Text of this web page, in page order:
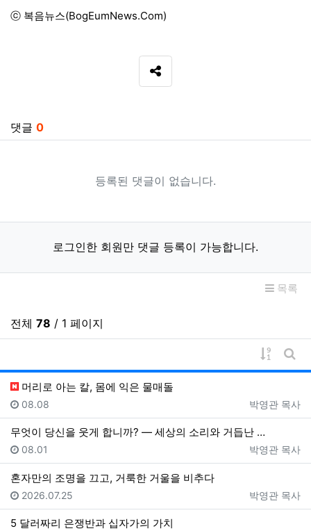
ⓒ 복음뉴스(BogEumNews.Com)
SNS 공유
댓글 0
등록된 댓글이 없습니다.
로그인한 회원만 댓글 등록이 가능합니다.
목록
전체 78 / 1 페이지
게시물
게
머리로 아는 칼, 몸에 익은 물매돌
등록자
박영관 목사
등록일
08.08
무엇이 당신을 웃게 합니까? — 세상의 소리와 거듭난 …
등록자
박영관 목사
등록일
08.01
혼자만의 조명을 끄고, 거룩한 거울을 비추다
등록자
박영관 목사
등록일
2026.07.25
5 달러짜리 은쟁반과 십자가의 가치